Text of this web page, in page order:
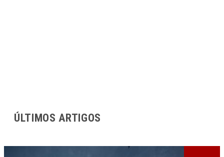
ÚLTIMOS ARTIGOS